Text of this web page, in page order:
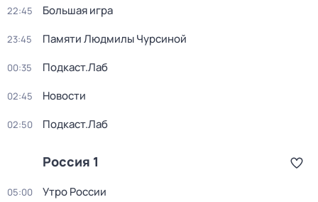
22:45 Большая игра
23:45 Памяти Людмилы Чурсиной
00:35 Подкаст.Лаб
02:45 Новости
02:50 Подкаст.Лаб
Россия 1
05:00 Утро России